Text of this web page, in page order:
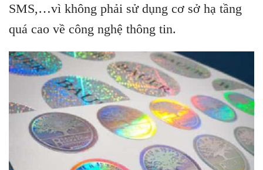
SMS,…vì không phải sử dụng cơ sở hạ tầng
quá cao về công nghệ thông tin.